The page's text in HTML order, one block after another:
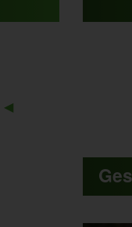
Previous
◀︎